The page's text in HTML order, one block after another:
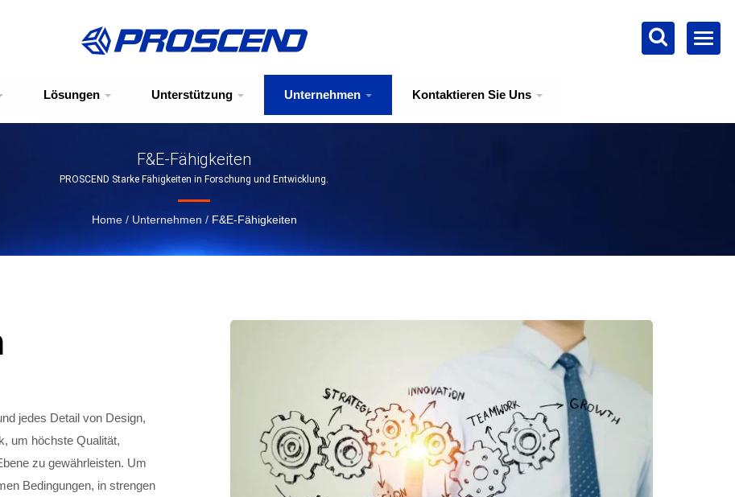
Lösungen Unterstützung Unternehmen Kontaktieren Sie Uns
F&E-Fähigkeiten
PROSCEND Starke Fähigkeiten in Forschung und Entwicklung.
Home / Unternehmen / F&E-Fähigkeiten
jedes Detail von Design,
um höchste Qualität,
zu gewährleisten. Um
Bedingungen, in strengen